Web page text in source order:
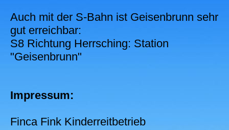
Auch mit der S-Bahn ist Geisenbrunn sehr
gut erreichbar:
S8 Richtung Herrsching: Station
"Geisenbrunn"
Impressum:
Finca Fink Kinderreitbetrieb